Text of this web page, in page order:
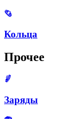
Кольца
Прочее
Заряды